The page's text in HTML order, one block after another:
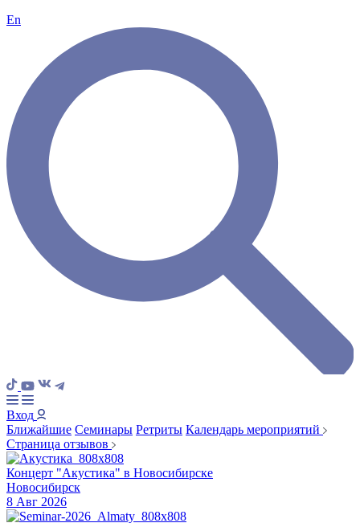
En
Вход
Ближайшие Семинары Ретриты Календарь мероприятий
Страница отзывов
Концерт "Акустика" в Новосибирске
Новосибирск
8 Авг 2026